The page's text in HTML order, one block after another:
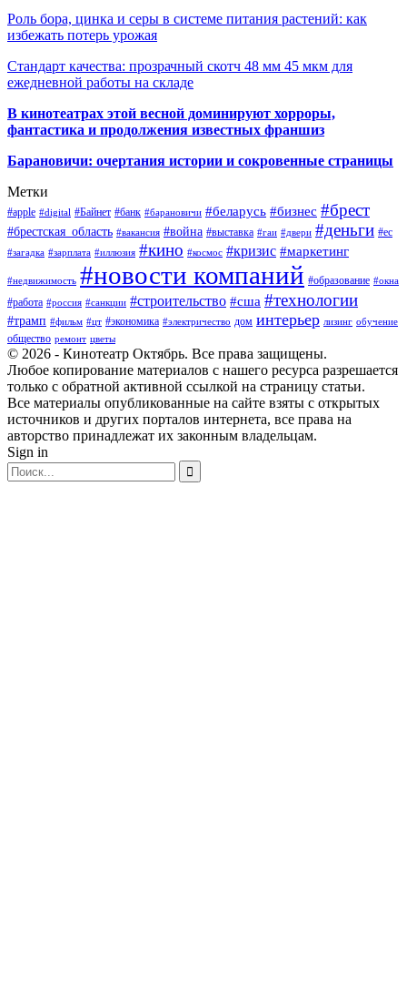
Роль бора, цинка и серы в системе питания растений: как
избежать потерь урожая
Стандарт качества: прозрачный скотч 48 мм 45 мкм для
ежедневной работы на складе
В кинотеатрах этой весной доминируют хорроры,
фантастика и продолжения известных франшиз
Барановичи: очертания истории и сокровенные страницы
Метки
#apple #digital #Байнет #банк #барановичи #беларусь #бизнес #брест
#брестская_область #вакансия #война #выставка #гаи #двери #деньги #ес
#загадка #зарплата #иллюзия #кино #космос #кризис #маркетинг
#недвижимость #новости компаний #образование #окна
#работа #россия #санкции #строительство #сша #технологии
#трамп #фильм #цт #экономика #электричество дом интерьер лизинг обучение
общество ремонт цветы
© 2026 - Кинотеатр Октябрь. Все права защищены.
Любое копирование материалов с нашего ресурса разрешается
только с обратной активной ссылкой на страницу статьи.
Все материалы опубликованные на сайте взяты с открытых
источников и других порталов интернета, все права на
авторство принадлежат их законным владельцам.
Sign in